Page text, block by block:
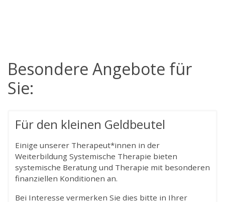
Besondere Angebote für
Sie:
Für den kleinen Geldbeutel
Einige unserer Therapeut*innen in der
Weiterbildung Systemische Therapie bieten
systemische Beratung und Therapie mit besonderen
finanziellen Konditionen an.
Bei Interesse vermerken Sie dies bitte in Ihrer